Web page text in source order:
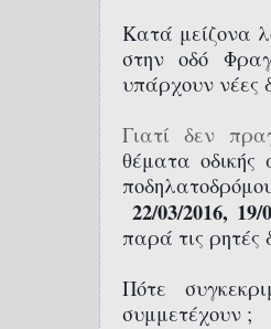
Κατά μείζονα
στην οδό
υπάρχουν νέες
Γιατί δεν
θέματα οδικής
22/03/2016,
παρά τις ρητές
Πότε
συμμετέχουν ;